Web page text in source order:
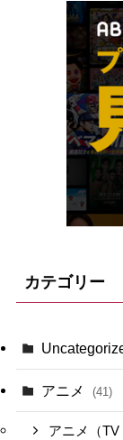
カテゴリー
アニメ (41)
アニメ（TV